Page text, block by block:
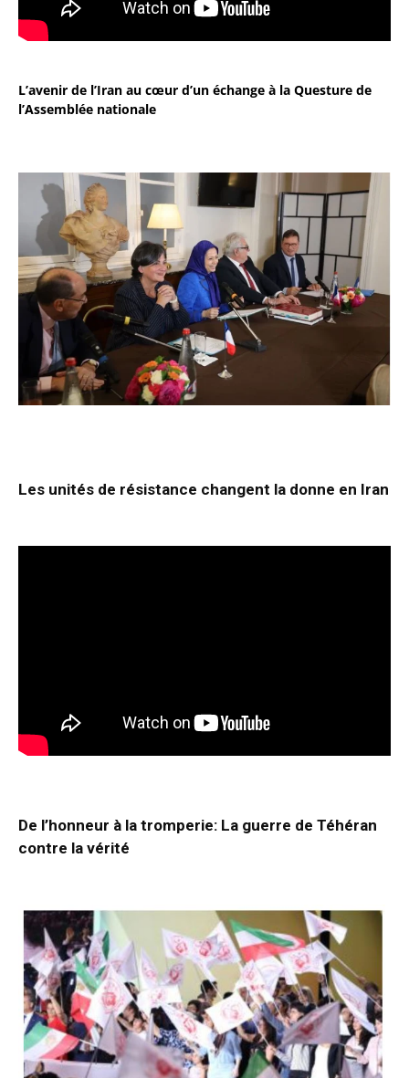
L’avenir de l’Iran au cœur d’un échange à la Questure de
l’Assemblée nationale
Les unités de résistance changent la donne en Iran
De l’honneur à la tromperie: La guerre de Téhéran
contre la vérité